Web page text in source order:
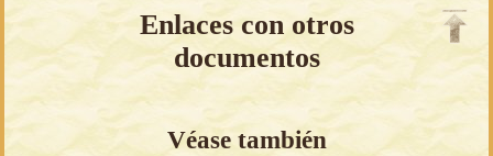
Enlaces con otros
documentos
Véase también